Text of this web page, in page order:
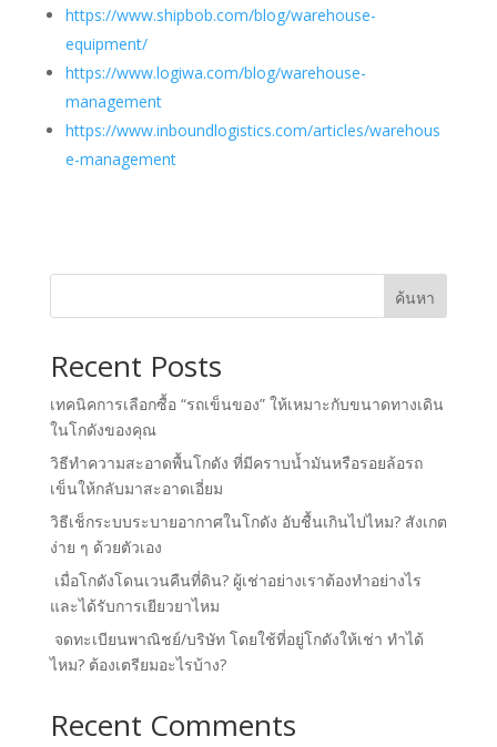
https://www.shipbob.com/blog/warehouse-
equipment/
https://www.logiwa.com/blog/warehouse-
management
https://www.inboundlogistics.com/articles/warehous
e-management
ค้นหา
Recent Posts
เทคนิคการเลือกซื้อ “รถเข็นของ” ให้เหมาะกับขนาดทางเดิน
ในโกดังของคุณ
วิธีทำความสะอาดพื้นโกดัง ที่มีคราบน้ำมันหรือรอยล้อรถ
เข็นให้กลับมาสะอาดเอี่ยม
วิธีเช็กระบบระบายอากาศในโกดัง อับชื้นเกินไปไหม? สังเกต
ง่าย ๆ ด้วยตัวเอง
เมื่อโกดังโดนเวนคืนที่ดิน? ผู้เช่าอย่างเราต้องทำอย่างไร
และได้รับการเยียวยาไหม
จดทะเบียนพาณิชย์/บริษัท โดยใช้ที่อยู่โกดังให้เช่า ทำได้
ไหม? ต้องเตรียมอะไรบ้าง?
Recent Comments